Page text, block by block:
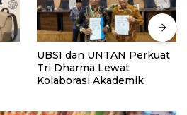
UBSI dan UNTAN Perkuat
Tri Dharma Lewat
Kolaborasi Akademik